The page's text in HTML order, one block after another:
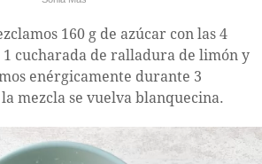
160 g de azúcar con las 4
1 cucharada de ralladura de limón y
enérgicamente durante 3
mezcla se vuelva blanquecina.